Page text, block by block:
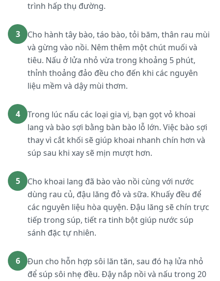
trình hấp thụ đường.
3
Cho hành tây bào, táo bào, tỏi băm, thân rau mùi
và gừng vào nồi. Nêm thêm một chút muối và
tiêu. Nấu ở lửa nhỏ vừa trong khoảng 5 phút,
thỉnh thoảng đảo đều cho đến khi các nguyên
liệu mềm và dậy mùi thơm.
4
Trong lúc nấu các loại gia vị, bạn gọt vỏ khoai
lang và bào sợi bằng bàn bào lỗ lớn. Việc bào sợi
thay vì cắt khối sẽ giúp khoai nhanh chín hơn và
súp sau khi xay sẽ mịn mượt hơn.
5
Cho khoai lang đã bào vào nồi cùng với nước
dùng rau củ, đậu lăng đỏ và sữa. Khuấy đều để
các nguyên liệu hòa quyện. Đậu lăng sẽ chín trực
tiếp trong súp, tiết ra tinh bột giúp nước súp
sánh đặc tự nhiên.
6
Đun cho hỗn hợp sôi lăn tăn, sau đó hạ lửa nhỏ
để súp sôi nhẹ đều. Đậy nắp nồi và nấu trong 20